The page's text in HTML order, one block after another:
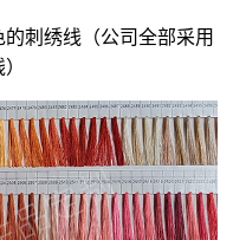
刺绣线（公司全部采用